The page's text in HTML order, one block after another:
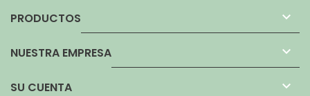
PRODUCTOS 
NUESTRA EMPRESA 
SU CUENTA 